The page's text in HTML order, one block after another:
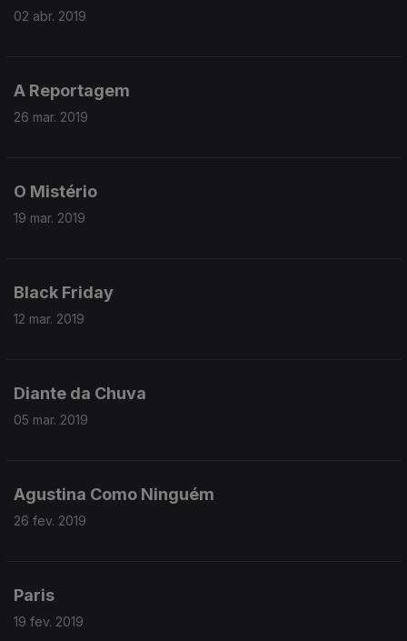
02 abr. 2019
A Reportagem
26 mar. 2019
O Mistério
19 mar. 2019
Black Friday
12 mar. 2019
Diante da Chuva
05 mar. 2019
Agustina Como Ninguém
26 fev. 2019
Paris
19 fev. 2019